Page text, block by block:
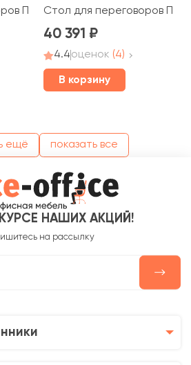
ПТ 783 Patriot
Стол для переговоров ПТ
40 391
4.4оценок (4)
В корзину
ещё показать все
КУРСЕ НАШИХ АКЦИЙ!
на рассылку